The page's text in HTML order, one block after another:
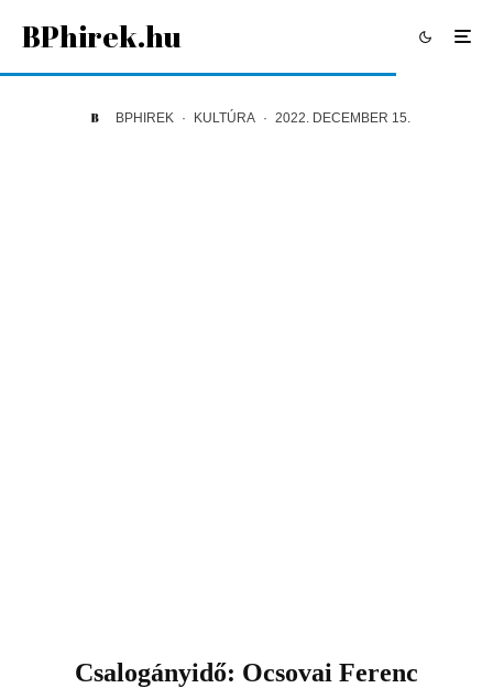
BPhirek.hu
BPHIREK · KULTÚRA · 2022. DECEMBER 15.
Csalogányidő: Ocsovai Ferenc